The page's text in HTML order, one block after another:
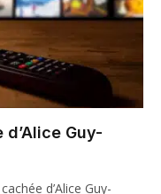
Guy-
d’Alice Guy-